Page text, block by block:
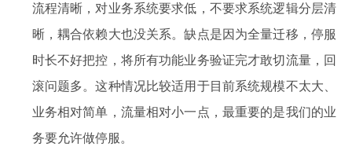
流程清晰，对业务系统要求低，不要求系统逻辑分层清
晰，耦合依赖大也没关系。缺点是因为全量迁移，停服
时长不好把控，将所有功能业务验证完才敢切流量，回
滚问题多。这种情况比较适用于目前系统规模不太大、
业务相对简单，流量相对小一点，最重要的是我们的业
务要允许做停服。